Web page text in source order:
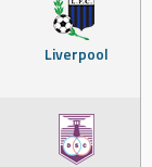
Liverpool